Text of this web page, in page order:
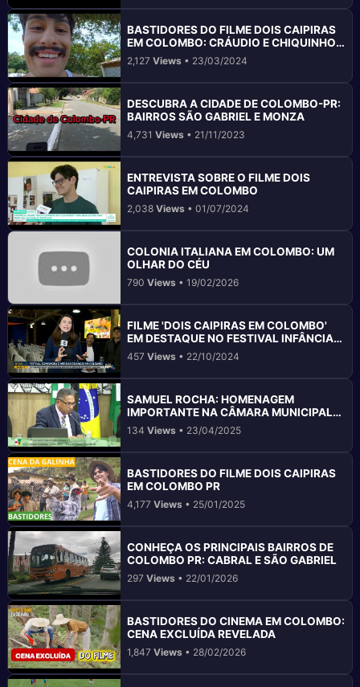
BASTIDORES DO FILME DOIS CAIPIRAS
EM COLOMBO: CRÁUDIO E CHIQUINHO
NO SET DE FILMAGENS
2,127Views • 23/03/2024
DESCUBRA A CIDADE DE COLOMBO-PR:
BAIRROS SÃO GABRIEL E MONZA
4,731Views • 21/11/2023
ENTREVISTA SOBRE O FILME DOIS
CAIPIRAS EM COLOMBO
2,038Views • 01/07/2024
COLONIA ITALIANA EM COLOMBO: UM
OLHAR DO CÉU
790Views • 19/02/2026
FILME 'DOIS CAIPIRAS EM COLOMBO'
EM DESTAQUE NO FESTIVAL INFÂNCIA
FELIZ
457Views • 22/10/2024
SAMUEL ROCHA: HOMENAGEM
IMPORTANTE NA CÂMARA MUNICIPAL
DE COLOMBO
134Views • 23/04/2025
BASTIDORES DO FILME DOIS CAIPIRAS
EM COLOMBO PR
4,177Views • 25/01/2025
CONHEÇA OS PRINCIPAIS BAIRROS DE
COLOMBO PR: CABRAL E SÃO GABRIEL
297Views • 22/01/2026
BASTIDORES DO CINEMA EM COLOMBO:
CENA EXCLUÍDA REVELADA
1,847Views • 28/02/2026